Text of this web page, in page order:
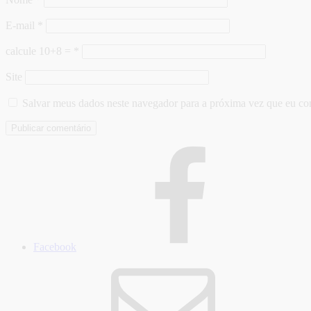
E-mail
calcule 10+8 =
Site
Salvar meus dados neste navegador para a próxima vez que eu
Facebook